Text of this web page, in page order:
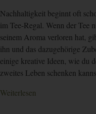
Nachhaltigkeit beginnt oft
im Tee-Regal. Wenn der Tee
seinem Aroma verloren hat,
ihn und das dazugehörige
einige kreative Ideen, wie du
zweites Leben schenken
Weiterlesen